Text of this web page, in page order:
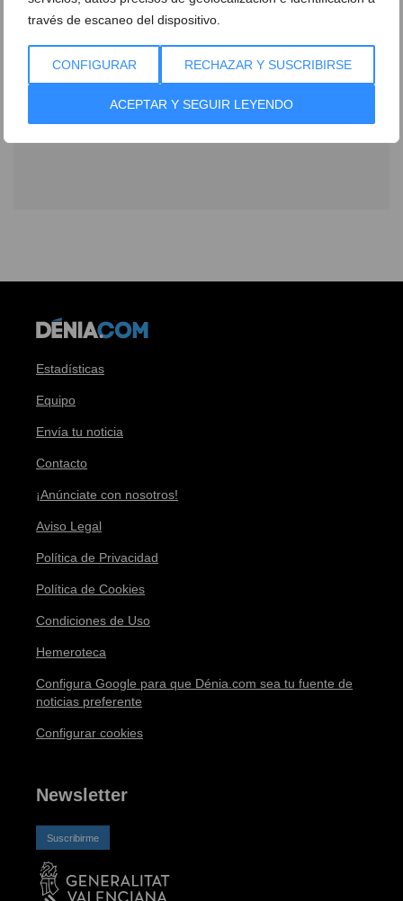
través de escaneo del dispositivo.
CONFIGURAR RECHAZAR Y SUSCRIBIRSE
ACEPTAR Y SEGUIR LEYENDO
Estadísticas
Equipo
Envía tu noticia
Contacto
¡Anúnciate con nosotros!
Aviso Legal
Política de Privacidad
Política de Cookies
Condiciones de Uso
Hemeroteca
Configura Google para que Dénia.com sea tu fuente de
noticias preferente
Configurar cookies
Newsletter
Suscribirme